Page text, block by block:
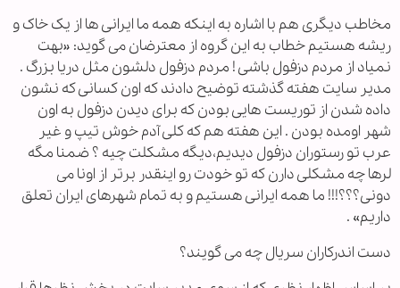
مخاطب دیگری هم با اشاره به اینکه همه ما ایرانی ها از یک خاک و
ریشه هستیم خطاب به این گروه از معترضان می گوید: «بهت
نمیاد از مردم دزفول باشی ! مردم دزفول دلشون مثل دریا بزرگ .
مدیر سایت هفته گذشته توضیح دادند که اون کسانی که نشون
داده شدن از توریست هایی بودن که برای دیدن دزفول به اون
شهر اومده بودن . این هفته هم که کلی آدم خوش تیپ و غیر
عرب تو رستوران دزفول دیدیم،دیگه مشکلت چیه ؟ ضمنا مگه
لرها چه مشکلی دارن که تو خودت رو اینقدر برتر از اونا می
دونی؟؟؟!!! ما همه ایرانی هستیم و به تمام شهرهای ایران تعلق
داریم» .
دست اندرکاران سریال چه می گویند؟